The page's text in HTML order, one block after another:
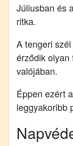
Júliusban és
ritka.
A tengeri
érződik olyan
valójában.
Éppen ezért
leggyakoribb